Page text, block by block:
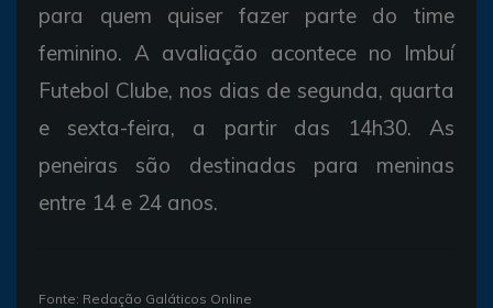
para quem quiser fazer parte do time
feminino. A avaliação acontece no Imbuí
Futebol Clube, nos dias de segunda, quarta
e sexta-feira, a partir das 14h30. As
peneiras são destinadas para meninas
entre 14 e 24 anos.
Fonte: Redação Galáticos Online